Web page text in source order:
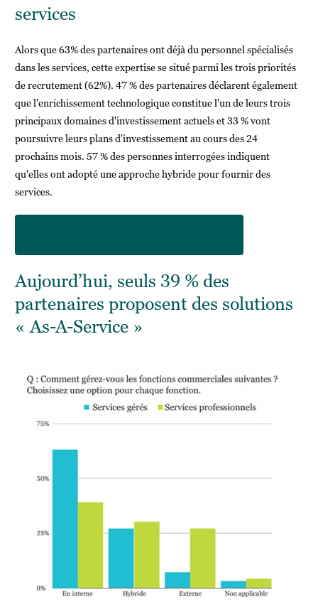
services
Alors que 63% des partenaires ont déjà du personnel spécialisés
dans les services, cette expertise se situé parmi les trois priorités
de recrutement (62%). 47 % des partenaires déclarent également
que l'enrichissement technologique constitue l'un de leurs trois
principaux domaines d'investissement actuels et 33 % vont
poursuivre leurs plans d'investissement au cours des 24
prochains mois. 57 % des personnes interrogées indiquent
qu'elles ont adopté une approche hybride pour fournir des
services.
Aujourd’hui, seuls 39 % des
partenaires proposent des solutions
« As-A-Service »